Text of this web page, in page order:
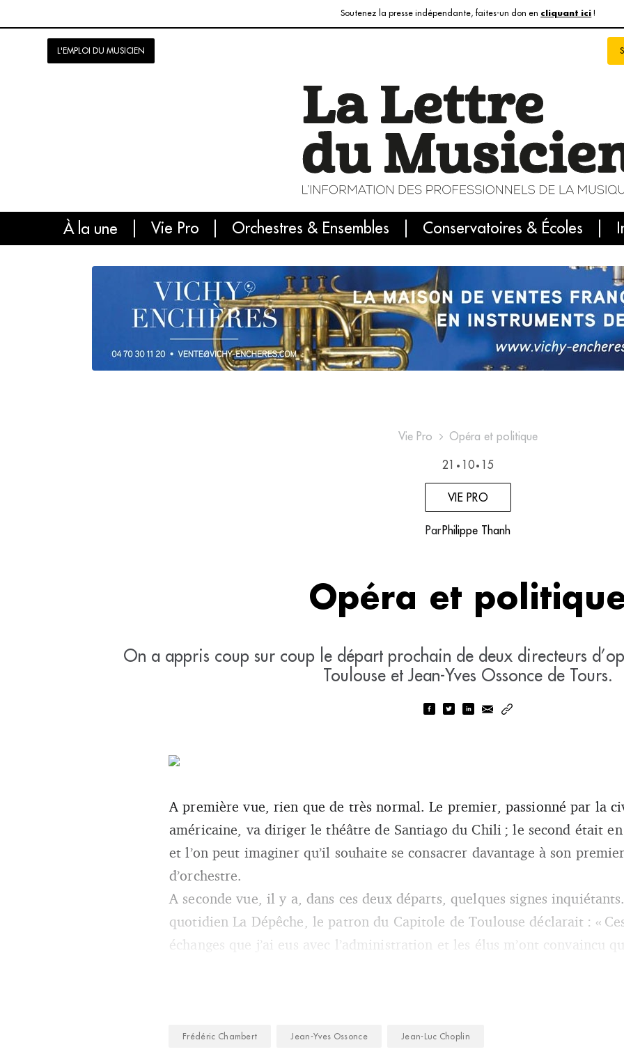
Soutenez la presse indépendante, faites-un don en cliquant ici !
L'EMPLOI DU MUSICIEN
À la une Vie Pro Orchestres & Ensembles Conservatoires & Écoles
L'info du jour Le numéro du mois
Vie Pro Opéra et politique
21 • 10 • 15
VIE PRO
Par Philippe Thanh
Opéra et
On a appris coup sur coup le départ prochain de deux directeurs
Toulouse et Jean-Yves Ossonce de Tours.
A première vue, rien que de très normal. Le premier, passionné par la
américaine, va diriger le théâtre de Santiago du Chili ; le second était en
et l’on peut imaginer qu’il souhaite se consacrer davantage à son
d’orchestre.
A seconde vue, il y a, dans ces deux départs, quelques signes
quotidien La Dépêche, le patron du Capitole de Toulouse déclarait : «
échanges que j’ai eus avec l’administration et les élus m’ont convaincu
Frédéric Chambert Jean-Yves Ossonce Jean-Luc Choplin